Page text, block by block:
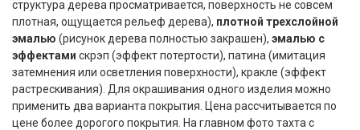
структура дерева просматривается, поверхность не совсем
плотная, ощущается рельеф дерева), плотной трехслойной
эмалью (рисунок дерева полностью закрашен), эмалью с
эффектами скрэп (эффект потертости), патина (имитация
затемнения или осветления поверхности), кракле (эффект
растрескивания). Для окрашивания одного изделия можно
применить два варианта покрытия. Цена рассчитывается по
цене более дорогого покрытия. На главном фото тахта с